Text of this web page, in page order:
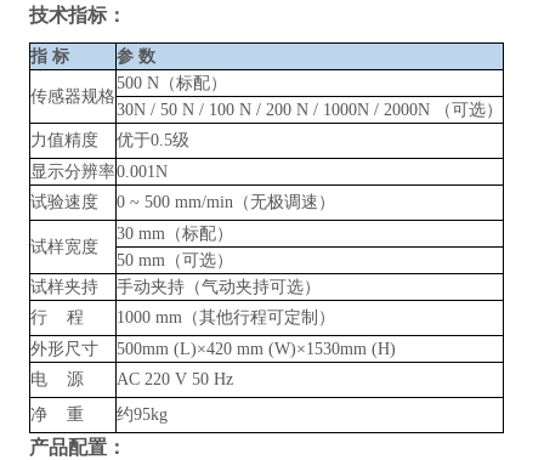
技术指标：
指 标 参 数
传感器规格
500 N（标配）
30N / 50 N / 100 N / 200 N / 1000N / 2000N （可选）
力值精度
优于0.5级
显示分辨率0.001N
试验速度
0 ~ 500 mm/min（无极调速）
试样宽度
30 mm（标配）
50 mm（可选）
试样夹持
手动夹持（气动夹持可选）
行
程
1000 mm（其他行程可定制）
外形尺寸
500mm (L)×420 mm (W)×1530mm (H)
电
源
AC 220 V 50 Hz
净
重 约95kg
产品配置：